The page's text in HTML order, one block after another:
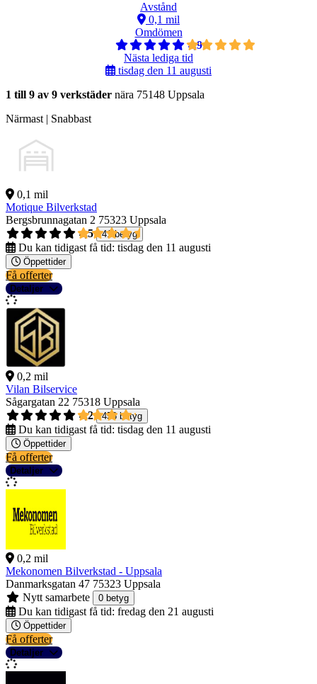
Avstånd
0,1 mil
Omdömen
4,9
Nästa lediga tid
tisdag den 11 augusti
1 till 9 av 9 verkstäder nära 75148 Uppsala
Närmast | Snabbast
0,1 mil
Motique Bilverkstad
Bergsbrunnagatan 2 75323 Uppsala
4,5
41 betyg
Du kan tidigast få tid: tisdag den 11 augusti
Öppettider
Få offerter
Detaljer
0,2 mil
Vilan Bilservice
Sågargatan 22 75318 Uppsala
4,2
458 betyg
Du kan tidigast få tid: tisdag den 11 augusti
Öppettider
Få offerter
Detaljer
0,2 mil
Mekonomen Bilverkstad - Uppsala
Danmarksgatan 47 75323 Uppsala
Nytt samarbete
0 betyg
Du kan tidigast få tid: fredag den 21 augusti
Öppettider
Få offerter
Detaljer